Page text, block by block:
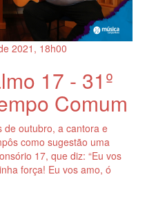
2021, 18h00
17 - 31º
Comum
de outubro, a cantora e
como sugestão uma
17, que diz: “Eu vos
força! Eu vos amo, ó